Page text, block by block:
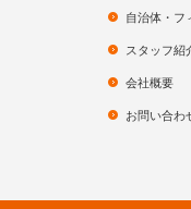
自治体・フ
スタッフ紹
会社概要
お問い合わ